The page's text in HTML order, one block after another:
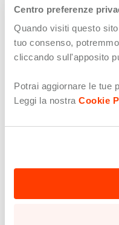
Centro preferenze
Quando visiti questo
tuo consenso,
cliccando sull'apposito
Potrai aggiornare le tue
Leggi la nostra Cookie